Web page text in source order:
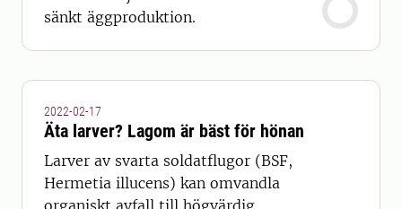
sänkt äggproduktion.
2022-02-17
Äta larver? Lagom är bäst för hönan
Larver av svarta soldatflugor (BSF,
Hermetia illucens) kan omvandla
organiskt avfall till högvärdig